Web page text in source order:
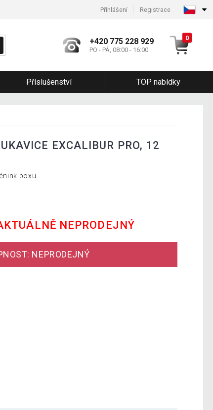
Přihlášení Registrace
+420 775 228 929
PO - PÁ, 08:00 - 16:00
0
Příslušenství TOP nabídky
EXCALIBUR PRO, 12
boxu.
NEPRODEJNÝ
NEPRODEJNÝ